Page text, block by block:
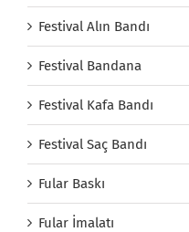
Festival Alın Bandı
Festival Bandana
Festival Kafa Bandı
Festival Saç Bandı
Fular Baskı
Fular İmalatı